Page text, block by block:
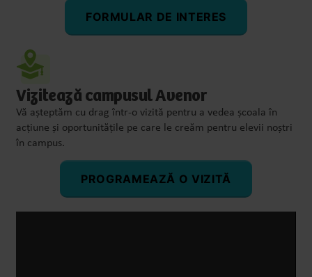
FORMULAR DE INTERES
Vizitează campusul Avenor
Vă așteptăm cu drag într-o vizită pentru a vedea școala în
acțiune și oportunitățile pe care le creăm pentru elevii noștri
în campus.
PROGRAMEAZĂ O VIZITĂ